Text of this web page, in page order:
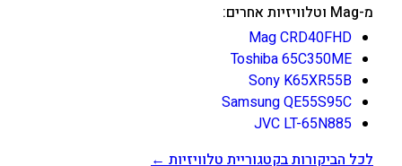
מ-Mag וטלוויזיות אחרים:
Mag CRD40FHD
Toshiba 65C350ME
Sony K65XR55B
Samsung QE55S95C
JVC LT-65N885
לכל הביקורות בקטגוריית טלוויזיות ←